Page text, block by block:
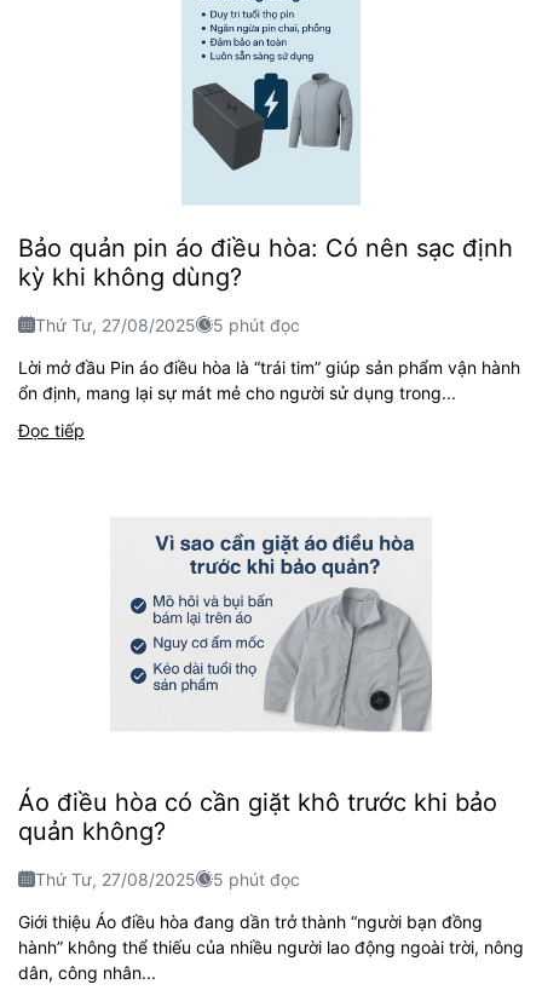
Bảo quản pin áo điều hòa: Có nên sạc định
kỳ khi không dùng?
Thứ Tư, 27/08/2025 5 phút đọc
Lời mở đầu Pin áo điều hòa là “trái tim” giúp sản phẩm vận hành
ổn định, mang lại sự mát mẻ cho người sử dụng trong...
Đọc tiếp
Áo điều hòa có cần giặt khô trước khi bảo
quản không?
Thứ Tư, 27/08/2025 5 phút đọc
Giới thiệu Áo điều hòa đang dần trở thành “người bạn đồng
hành” không thể thiếu của nhiều người lao động ngoài trời, nông
dân, công nhân...